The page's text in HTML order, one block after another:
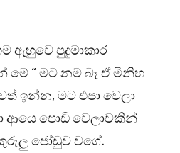
ඇහුවෙ පුදුමාකාර
“ මට නම් බෑ ඒ මිනිහ
ඉන්න, මට එපා වෙලා
ආයෙ පොඩි වෙලාවකින්
ජෝඩුව වගේ.